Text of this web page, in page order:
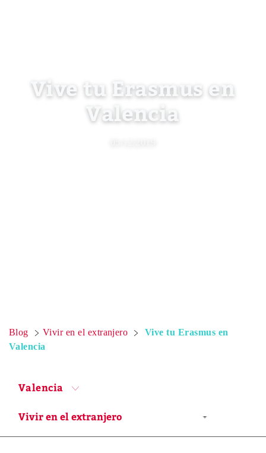
Vive tu Erasmus en
Valencia
Blog Vivir en el extranjero
Vive tu Erasmus en
Valencia
Valencia